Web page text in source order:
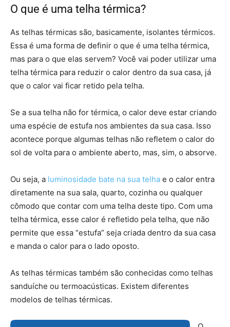
O que é uma telha térmica?
As telhas térmicas são, basicamente, isolantes térmicos.
Essa é uma forma de definir o que é uma telha térmica,
mas para o que elas servem? Você vai poder utilizar uma
telha térmica para reduzir o calor dentro da sua casa, já
que o calor vai ficar retido pela telha.
Se a sua telha não for térmica, o calor deve estar criando
uma espécie de estufa nos ambientes da sua casa. Isso
acontece porque algumas telhas não refletem o calor do
sol de volta para o ambiente aberto, mas, sim, o absorve.
Ou seja, a luminosidade bate na sua telha e o calor entra
diretamente na sua sala, quarto, cozinha ou qualquer
cômodo que contar com uma telha deste tipo. Com uma
telha térmica, esse calor é refletido pela telha, que não
permite que essa “estufa” seja criada dentro da sua casa
e manda o calor para o lado oposto.
As telhas térmicas também são conhecidas como telhas
sanduíche ou termoacústicas. Existem diferentes
modelos de telhas térmicas.